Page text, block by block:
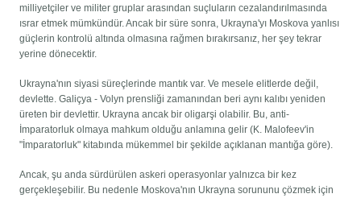
milliyetçiler ve militer gruplar arasından suçluların cezalandırılmasında
ısrar etmek mümkündür. Ancak bir süre sonra, Ukrayna'yı Moskova yanlısı
güçlerin kontrolü altında olmasına rağmen bırakırsanız, her şey tekrar
yerine dönecektir.
Ukrayna'nın siyasi süreçlerinde mantık var. Ve mesele elitlerde değil,
devlette. Galiçya - Volyn prensliği zamanından beri aynı kalıbı yeniden
üreten bir devlettir. Ukrayna ancak bir oligarşi olabilir. Bu, anti-
İmparatorluk olmaya mahkum olduğu anlamına gelir (K. Malofeev'in
"İmparatorluk" kitabında mükemmel bir şekilde açıklanan mantığa göre).
Ancak, şu anda sürdürülen askeri operasyonlar yalnızca bir kez
gerçekleşebilir. Bu nedenle Moskova'nın Ukrayna sorununu çözmek için